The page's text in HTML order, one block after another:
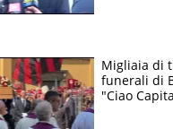
Migliaia di
funerali di
"Ciao